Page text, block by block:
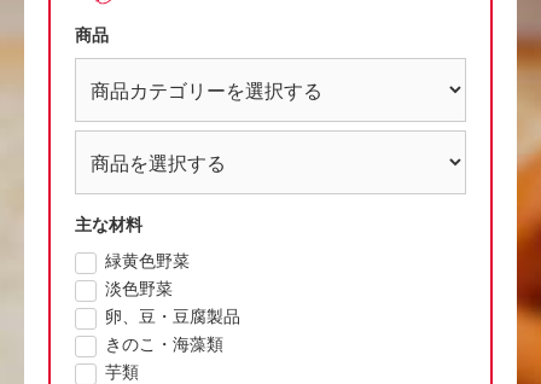
商品
主な材料
緑黄色野菜
淡色野菜
卵、豆・豆腐製品
きのこ・海藻類
芋類